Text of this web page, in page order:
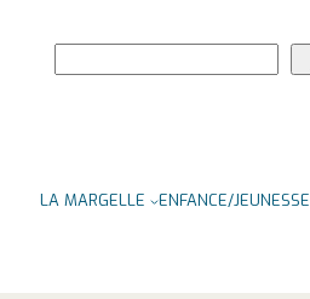
LA MARGELLE ENFANCE/JEUNESSE